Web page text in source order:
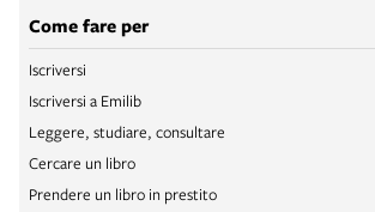
Come fare per
Iscriversi
Iscriversi a Emilib
Leggere, studiare, consultare
Cercare un libro
Prendere un libro in prestito